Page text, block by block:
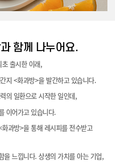
함께 나누어요.
출시한 이래,
지 <화과방>을 발간하고 있습니다.
의 일환으로 시작한 일인데,
이어가고 있습니다.
과방>을 통해 레시피를 전수받고
을 느낍니다. 상생의 가치를 아는 기업,